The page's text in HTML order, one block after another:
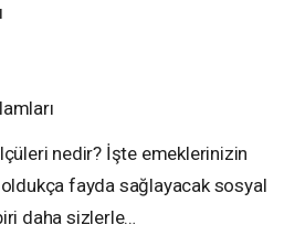
nedir? İşte emeklerinizin
oldukça fayda sağlayacak sosyal
daha sizlerle…